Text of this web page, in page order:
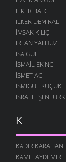
İLKER BALCI
İLKER DEMIRAL
İMSAK KILIÇ
İRFAN YALDUZ
ISA GÜL
ISMAIL EKINCI
İSMET ACI
İSMIGÜL KÜÇÜK
İSRAFIL ŞENTÜRK
K
KADIR KARAHAN
KAMIL AYDEMIR